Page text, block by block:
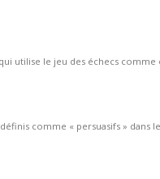
utilise le jeu des échecs
comme « persuasifs »